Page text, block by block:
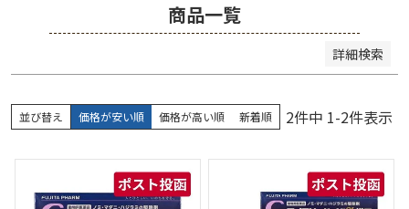
商品一覧
詳細検索
並び替え 価格が安い順 価格が高い順 新着順 2件中 1-2件表示